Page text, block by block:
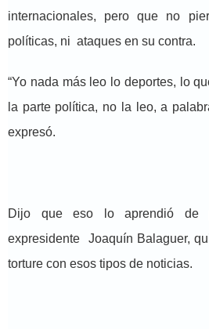
internacionales, pero que no
políticas, ni ataques en su contra.
“Yo nada más leo lo deportes, lo
la parte política, no la leo, a
expresó.
Dijo que eso lo aprendió de
expresidente Joaquín Balaguer,
torture con esos tipos de noticias.